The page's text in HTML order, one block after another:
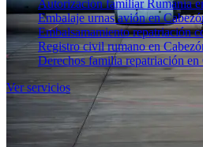
Autorización familiar Rumanía
Embalaje urnas avión en
Embalsamamiento repatriación
Registro civil rumano en
Derechos familia repatriación en
Ver servicios